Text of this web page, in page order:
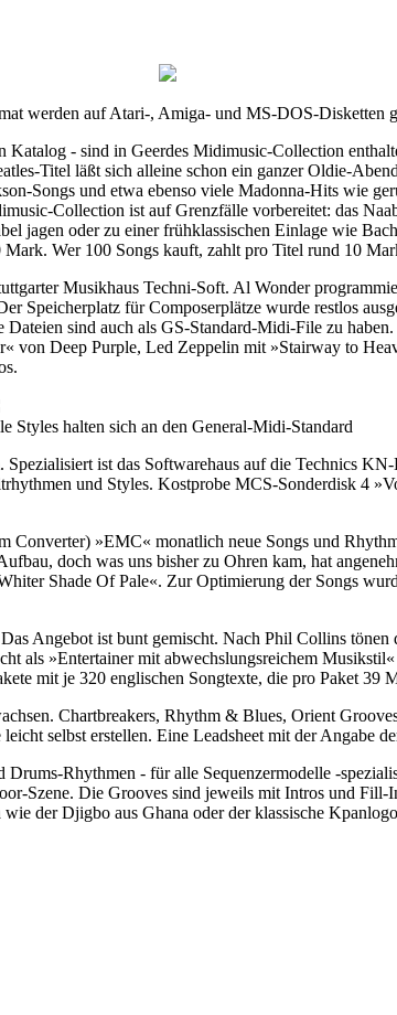
werden auf Atari-, Amiga- und MS-DOS-Disketten
- sind in Geerdes Midimusic-Collection
Titel läßt sich alleine schon ein ganzer Oldie-
Songs und etwa ebenso viele Madonna-Hits wie
Collection ist auf Grenzfälle vorbereitet: das
jagen oder zu einer frühklassischen Einlage wie
Wer 100 Songs kauft, zahlt pro Titel rund 10
Musikhaus Techni-Soft. Al Wonder
Speicherplatz für Composerplätze wurde restlos
sind auch als GS-Standard-Midi-File zu
von Deep Purple, Led Zeppelin mit »Stairway to
Styles halten sich an den General-Midi-Standard
ist das Softwarehaus auf die Technics
und Styles. Kostprobe MCS-Sonderdisk 4
»EMC« monatlich neue Songs und
doch was uns bisher zu Ohren kam, hat
Shade Of Pale«. Zur Optimierung der Songs
Angebot ist bunt gemischt. Nach Phil Collins
als »Entertainer mit abwechslungsreichem
mit je 320 englischen Songtexte, die pro Paket 39
Chartbreakers, Rhythm & Blues, Orient
selbst erstellen. Eine Leadsheet mit der Angabe
Rhythmen - für alle Sequenzermodelle -
Szene. Die Grooves sind jeweils mit Intros und
der Djigbo aus Ghana oder der klassische